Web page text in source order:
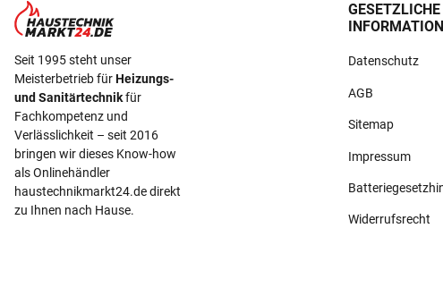
Seit 1995 steht unser
Meisterbetrieb fürHeizungs-
und Sanitärtechnikfür
Fachkompetenz und
Verlässlichkeit – seit 2016
bringen wir dieses Know-how
als Onlinehändler
haustechnikmarkt24.de direkt
zu Ihnen nach Hause.
GESETZLICHE
Datenschutz
AGB
Sitemap
Impressum
Widerrufsrecht